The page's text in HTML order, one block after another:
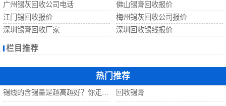
广州锡灰回收公司电话
佛山锡膏回收报价
江门锡回收报价
梅州锡灰回收公司报价
深圳锡膏回收厂家
深圳回收锡线报价
栏目推荐
热门推荐
回收锡膏